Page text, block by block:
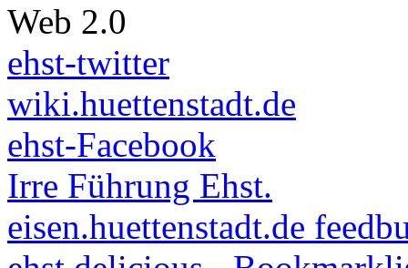
Web 2.0
ehst-twitter
wiki.huettenstadt.de
ehst-Facebook
Irre Führung Ehst.
eisen.huettenstadt.de